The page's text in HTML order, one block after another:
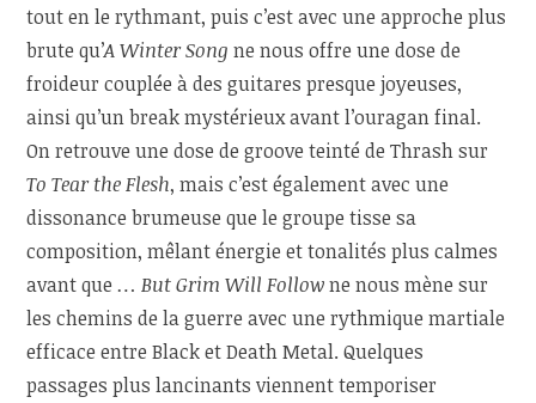
tout en le rythmant, puis c’est avec une approche plus
brute qu’A Winter Song ne nous offre une dose de
froideur couplée à des guitares presque joyeuses,
ainsi qu’un break mystérieux avant l’ouragan final.
On retrouve une dose de groove teinté de Thrash sur
To Tear the Flesh, mais c’est également avec une
dissonance brumeuse que le groupe tisse sa
composition, mêlant énergie et tonalités plus calmes
avant que… But Grim Will Followne nous mène sur
les chemins de la guerre avec une rythmique martiale
efficace entre Black et Death Metal. Quelques
passages plus lancinants viennent temporiser